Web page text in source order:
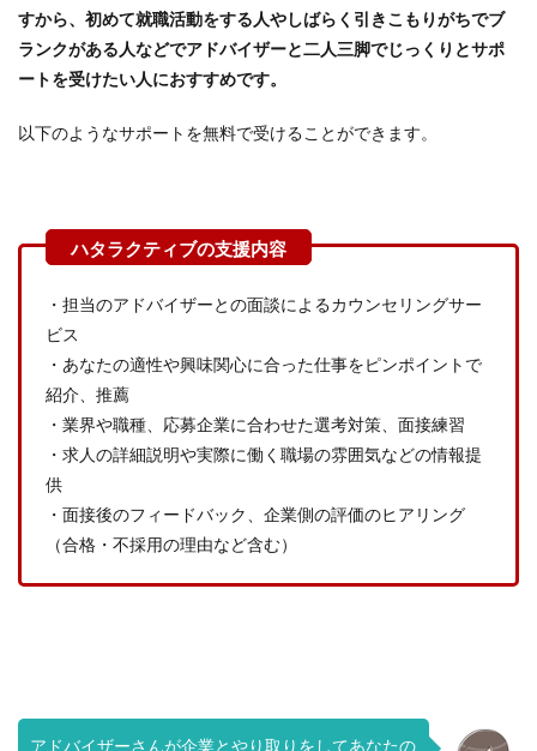
すから、初めて就職活動をする人やしばらく引きこもりがちでブ
ランクがある人などでアドバイザーと二人三脚でじっくりとサポ
ートを受けたい人におすすめです。
以下のようなサポートを無料で受けることができます。
・担当のアドバイザーとの面談によるカウンセリングサー
ビス
・あなたの適性や興味関心に合った仕事をピンポイントで
紹介、推薦
・業界や職種、応募企業に合わせた選考対策、面接練習
・求人の詳細説明や実際に働く職場の雰囲気などの情報提
供
・面接後のフィードバック、企業側の評価のヒアリング
（合格・不採用の理由など含む）
アドバイザーさんが企業とやり取りをしてあなたの